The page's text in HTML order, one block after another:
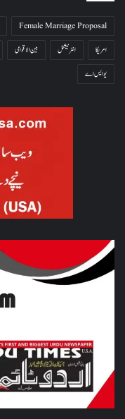
Female Marriage Proposal
امریکا
انٹرنیشنل بین الاقوامی
یو ایس اے